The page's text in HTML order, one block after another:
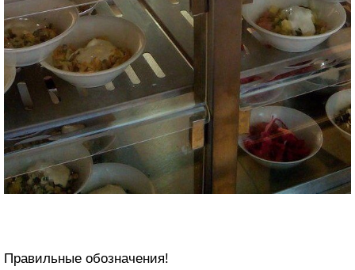
Правильные обозначения!